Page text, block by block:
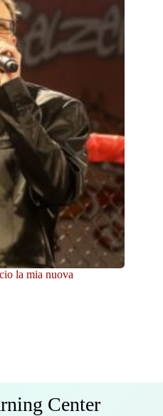
la mia nuova
Center